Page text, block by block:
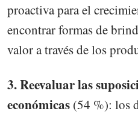
proactiva para el
encontrar formas de
valor a través de los
3. Reevaluar las
económicas (54 %): los